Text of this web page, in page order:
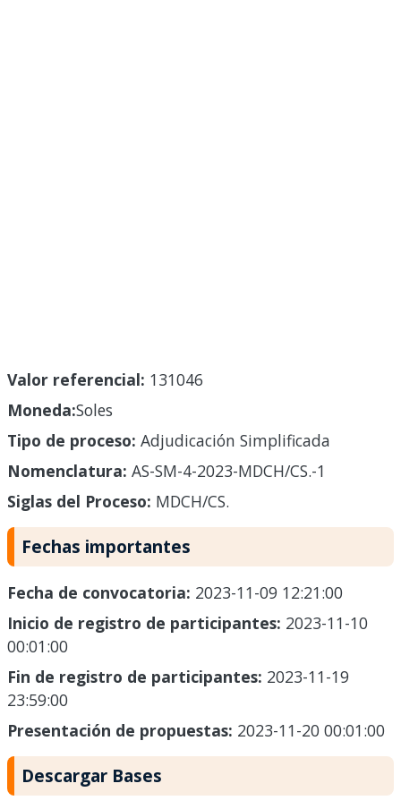
Valor referencial: 131046
Moneda:Soles
Tipo de proceso: Adjudicación Simplificada
Nomenclatura: AS-SM-4-2023-MDCH/CS.-1
Siglas del Proceso: MDCH/CS.
Fechas importantes
Fecha de convocatoria: 2023-11-09 12:21:00
Inicio de registro de participantes: 2023-11-10
00:01:00
Fin de registro de participantes: 2023-11-19
23:59:00
Presentación de propuestas: 2023-11-20 00:01:00
Descargar Bases